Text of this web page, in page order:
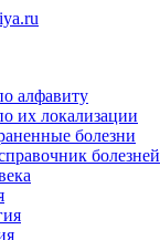
алфавиту
их локализации
болезни
болезней